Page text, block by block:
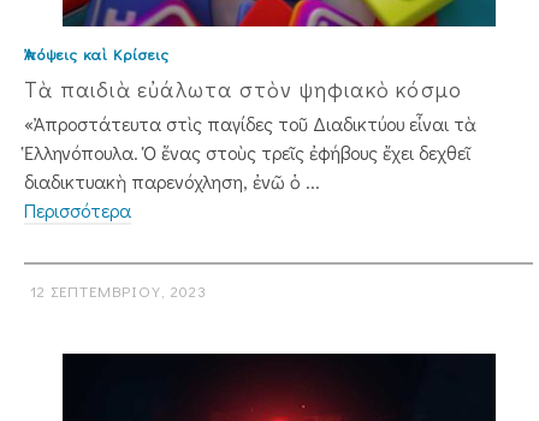
Ἀπόψεις καὶ Κρίσεις
Τὰ παιδιὰ εὐάλωτα στὸν ψηφιακὸ κόσμο
«Ἀπροστάτευτα στὶς παγίδες τοῦ Διαδικτύου εἶναι τὰ
Ἑλληνόπουλα. Ὁ ἕνας στοὺς τρεῖς ἐφήβους ἔχει δεχθεῖ
διαδικτυακὴ παρενόχληση, ἐνῶ ὁ ...
Περισσότερα
12 ΣΕΠΤΕΜΒΡΊΟΥ, 2023